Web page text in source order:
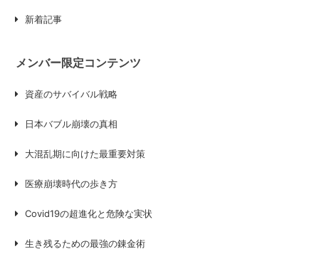
新着記事
メンバー限定コンテンツ
資産のサバイバル戦略
日本バブル崩壊の真相
大混乱期に向けた最重要対策
医療崩壊時代の歩き方
Covid19の超進化と危険な実状
生き残るための最強の錬金術